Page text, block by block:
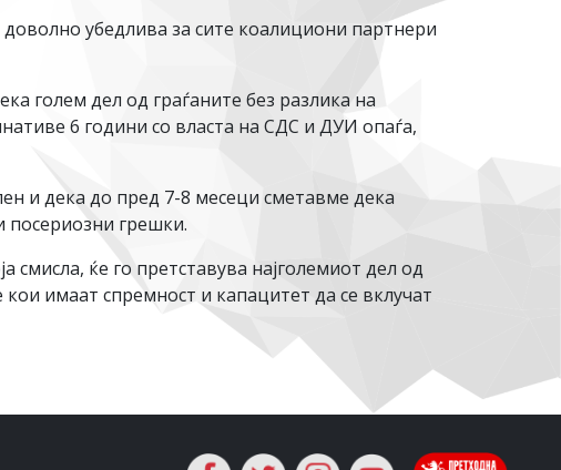
убедлива за сите коалициони партнери
голем дел од граѓаните без разлика на
6 години со власта на СДС и ДУИ опаѓа,
и дека до пред 7-8 месеци сметавме дека
посериозни грешки.
ќе го претставува најголемиот дел од
имаат спремност и капацитет да се вклучат